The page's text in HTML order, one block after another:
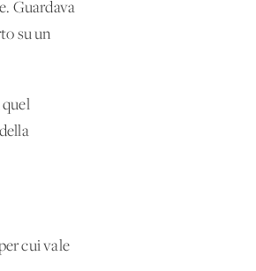
Guardava
su un
quel
cui vale